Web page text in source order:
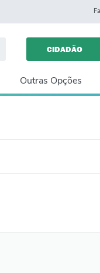
CIDADÃO
Outras Opções